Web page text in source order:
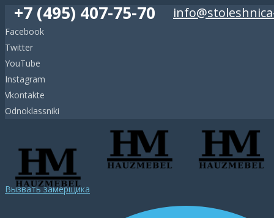
+7 (495) 407-75-70
Facebook
Twitter
YouTube
Instagram
Vkontakte
Odnoklassniki
Вызвать замерщика